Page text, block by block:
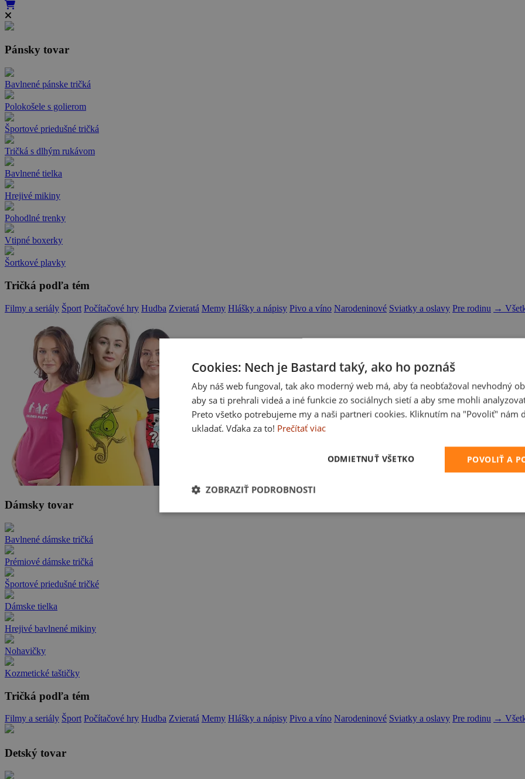
Pánsky tovar
Bavlnené pánske tričká
Polokošele s golierom
Športové priedušné tričká
Tričká s dlhým rukávom
Bavlnené tielka
Hrejivé mikiny
Pohodlné trenky
Vtipné boxerky
Šortkové plavky
Tričká podľa tém
Filmy a seriály Šport Počítačové hry Hudba Zvieratá Memy Hlášky a nápisy Pivo a víno Narodeninové Sviatky a oslavy Pre rodinu →
Dámsky tovar
Bavlnené dámske tričká
Prémiové dámske tričká
Športové priedušné tričké
Dámske tielka
Hrejivé bavlnené mikiny
Nohavičky
Kozmetické taštičky
Tričká podľa tém
Filmy a seriály Šport Počítačové hry Hudba Zvieratá Memy Hlášky a nápisy Pivo a víno Narodeninové Sviatky a oslavy Pre rodinu →
Detský tovar
Cookies: Nech je Bastard taký, ako ho poznáš
Aby náš web fungoval, tak ako moderný web má, aby ťa neobťažoval nevhodný
aby sa ti prehrali videá a iné funkcie zo sociálnych sietí a aby sme mohli
Preto všetko potrebujeme my a naši partneri cookies. Kliknutím na "Povoliť" nám
ukladať. Vďaka za to! Prečítať viac
POVOLIŤ A
ODMIETNUŤ VŠETKO
ZOBRAZIŤ PODROBNOSTI